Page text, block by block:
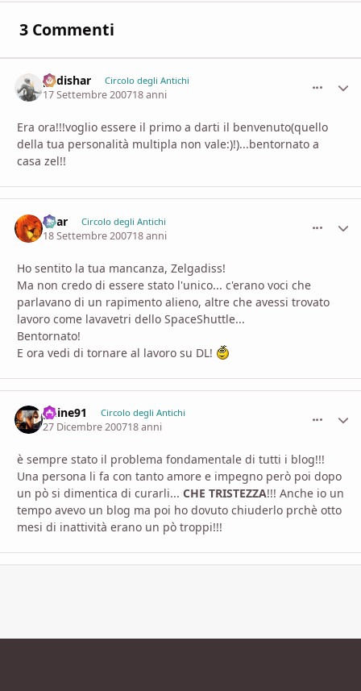
3 Commenti
padishar Circolo degli Antichi
17 Settembre 200718 anni
Era ora!!!voglio essere il primo a darti il benvenuto(quello
della tua personalità multipla non vale:)!)...bentornato a
casa zel!!
Shar Circolo degli Antichi
18 Settembre 200718 anni
Ho sentito la tua mancanza, Zelgadiss!
Ma non credo di essere stato l'unico... c'erano voci che
parlavano di un rapimento alieno, altre che avessi trovato
lavoro come lavavetri dello SpaceShuttle...
Bentornato!
E ora vedi di tornare al lavoro su DL!
ghine91 Circolo degli Antichi
27 Dicembre 200718 anni
è sempre stato il problema fondamentale di tutti i blog!!!
Una persona li fa con tanto amore e impegno però poi dopo
un pò si dimentica di curarli... CHE TRISTEZZA!!! Anche io un
tempo avevo un blog ma poi ho dovuto chiuderlo prchè otto
mesi di inattività erano un pò troppi!!!